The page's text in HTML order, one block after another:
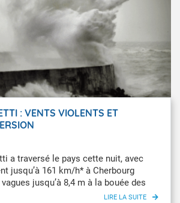
: VENTS VIOLENTS ET
a traversé le pays cette nuit, avec
jusqu’à 161 km/h* à Cherbourg
jusqu’à 8,4 m à la bouée des
à proximité de la rade de Brest